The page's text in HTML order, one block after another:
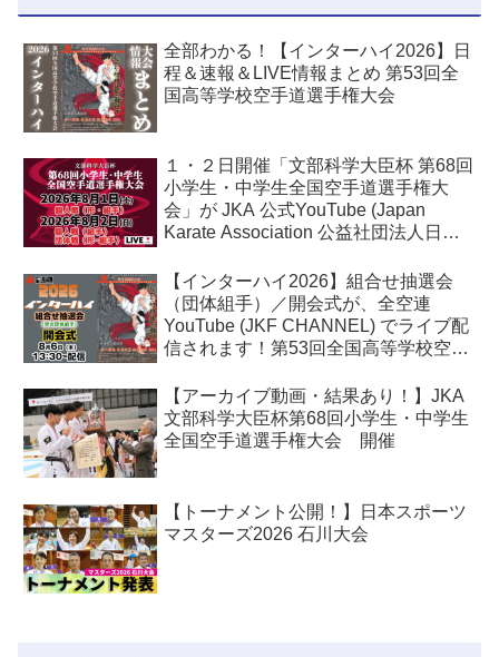
全部わかる！【インターハイ2026】日
程＆速報＆LIVE情報まとめ 第53回全
国高等学校空手道選手権大会
１・２日開催「文部科学大臣杯 第68回
小学生・中学生全国空手道選手権大
会」が JKA 公式YouTube (Japan
Karate Association 公益社団法人日本
【インターハイ2026】組合せ抽選会
（団体組手）／開会式が、全空連
YouTube (JKF CHANNEL) でライブ配
信されます！第53回全国高等学校空手
【アーカイブ動画・結果あり！】JKA
文部科学大臣杯第68回小学生・中学生
全国空手道選手権大会 開催
【トーナメント公開！】日本スポーツ
マスターズ2026 石川大会